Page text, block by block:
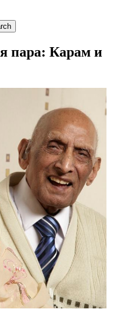
пара: Карам и